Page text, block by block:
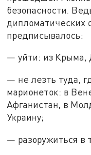
безопасности.
дипломатических
предписывалось:
— уйти: из Крыма,
— не лезть туда,
марионеток: в
Афганистан, в
Украину;
— разоружиться в